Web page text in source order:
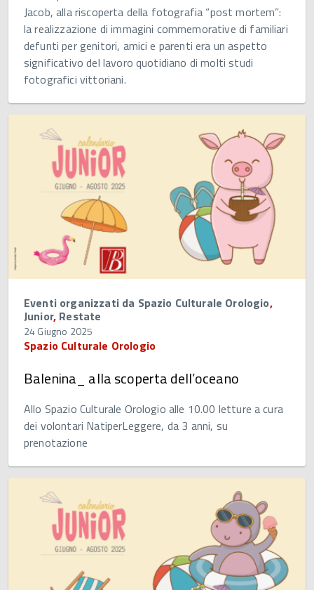
Jacob, alla riscoperta della fotografia “post mortem”:
la realizzazione di immagini commemorative di familiari
defunti per genitori, amici e parenti era un aspetto
significativo del lavoro quotidiano di molti studi
fotografici vittoriani.
Eventi organizzati da Spazio Culturale Orologio,
Junior, Restate
24 Giugno 2025
Spazio Culturale Orologio
Balenina_ alla scoperta dell’oceano
Allo Spazio Culturale Orologio alle 10.00 letture a cura
dei volontari NatiperLeggere, da 3 anni, su
prenotazione